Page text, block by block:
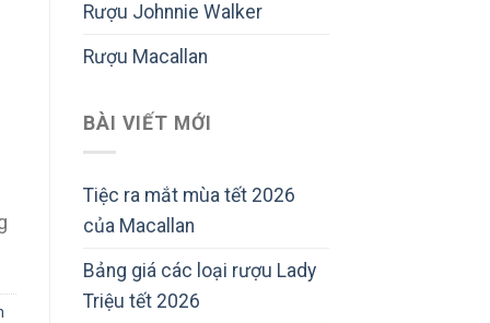
Rượu Johnnie Walker
Rượu Macallan
BÀI VIẾT MỚI
Tiệc ra mắt mùa tết 2026
của Macallan
Bảng giá các loại rượu Lady
Triệu tết 2026